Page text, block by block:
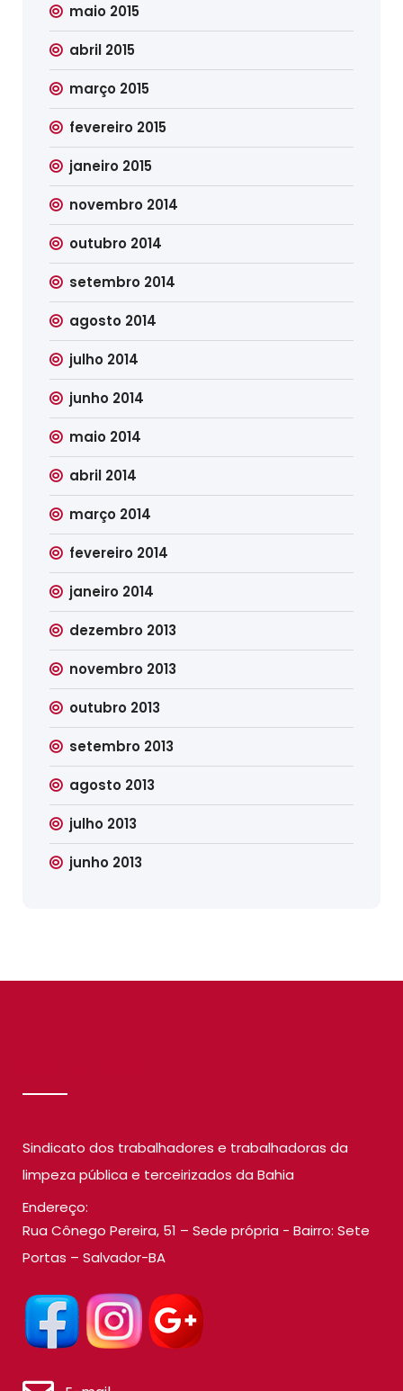
maio 2015
abril 2015
março 2015
fevereiro 2015
janeiro 2015
novembro 2014
outubro 2014
setembro 2014
agosto 2014
julho 2014
junho 2014
maio 2014
abril 2014
março 2014
fevereiro 2014
janeiro 2014
dezembro 2013
novembro 2013
outubro 2013
setembro 2013
agosto 2013
julho 2013
junho 2013
Sindicato dos trabalhadores e trabalhadoras da
limpeza pública e terceirizados da Bahia
Endereço:
Rua Cônego Pereira, 51 – Sede própria - Bairro: Sete
Portas – Salvador-BA